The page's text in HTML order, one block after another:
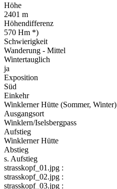
Höhe
2401 m
Höhendifferenz
570 Hm *)
Schwierigkeit
Wanderung - Mittel
Wintertauglich
ja
Exposition
Süd
Einkehr
Winklerner Hütte (Sommer, Winter)
Ausgangsort
Winklern/Iselsbergpass
Aufstieg
Winklerner Hütte
Abstieg
s. Aufstieg
strasskopf_01.jpg :
strasskopf_02.jpg :
strasskopf_03.jpg :